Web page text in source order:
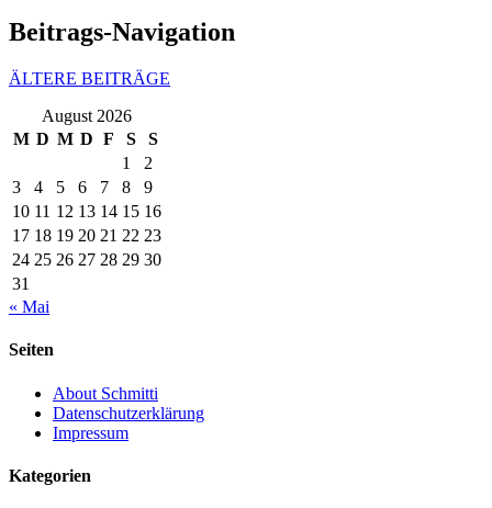
Beitrags-Navigation
ÄLTERE BEITRÄGE
August 2026
M D M D F S
S
1
2
3
4 5 6 7 8
9
10 11 12 13 14 15 16
17 18 19 20 21 22 23
24 25 26 27 28 29 30
31
« Mai
Seiten
About Schmitti
Datenschutzerklärung
Impressum
Kategorien